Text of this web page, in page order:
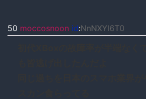
50 moccosnoon id:NnNXYl6T0